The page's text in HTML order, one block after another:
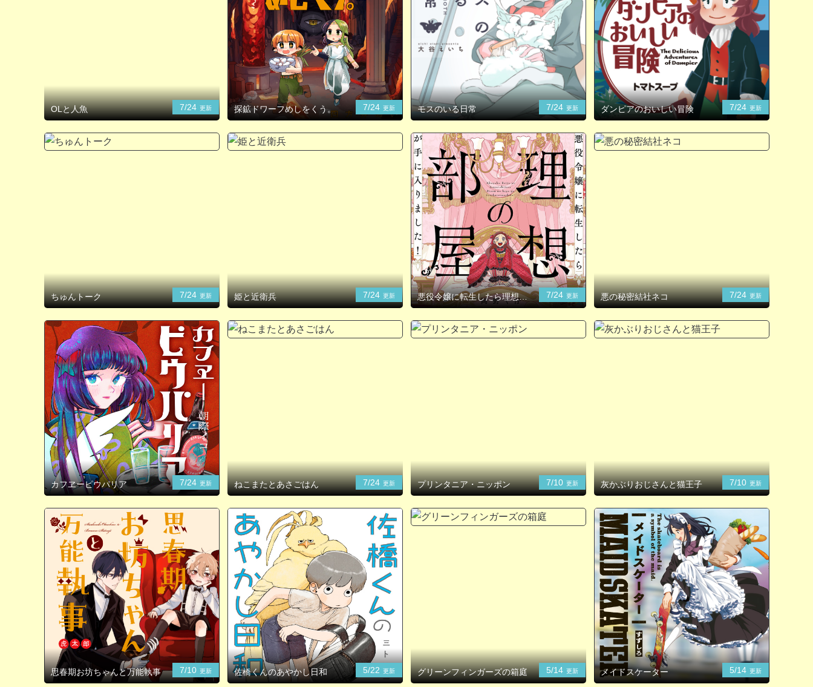
OLと人魚 7/24 更新 探鉱ドワーフめしをくう。 7/24 更新 モスのいる日常 7/24 更新 ダンピアのおいしい冒険 7/24 更新
ちゅんトーク 7/24 更新 姫と近衛兵 7/24 更新
悪役令嬢に転生したら理想の
部屋が手に入りました！
7/24 更新 悪の秘密結社ネコ 7/24 更新
カフヱーピウパリア 7/24 更新 ねこまたとあさごはん 7/24 更新 プリンタニア・ニッポン 7/10 更新 灰かぶりおじさんと猫王子 7/10 更新
思春期お坊ちゃんと万能執事 7/10 更新 佐橋くんのあやかし日和 5/22 更新 グリーンフィンガーズの箱庭 5/14 更新 メイドスケーター 5/14 更新